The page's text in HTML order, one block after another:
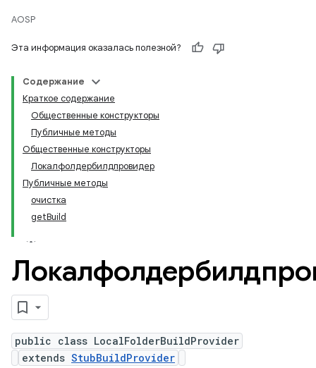
AOSP
Эта информация оказалась полезной?
Содержание
Краткое содержание
Общественные конструкторы
Публичные методы
Общественные конструкторы
Локалфолдербилдпровидер
Публичные методы
очистка
getBuild
public class LocalFolderBuildProvider
extends StubBuildProvider